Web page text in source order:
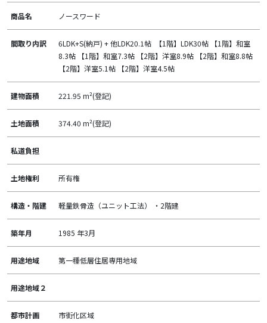
商品名 ノースワード
間取り内訳
6LDK+S(納戸) + 他LDK20.1帖 【1階】LDK30帖 【1階】和室
8.3帖 【1階】和室7.3帖 【2階】洋室8.9帖 【2階】和室8.8帖
【2階】洋室5.1帖 【2階】洋室4.5帖
建物面積 221.95 m²(登記)
土地面積 374.40 m²(登記)
私道負担
土地権利 所有権
構造・階建 軽量鉄骨造（ユニット工法） ・2階建
築年月 1985 年3月
用途地域 第一種低層住居専用地域
用途地域２
都市計画 市街化区域